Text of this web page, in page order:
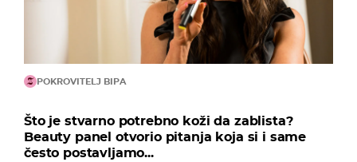
POKROVITELJ BIPA
Što je stvarno potrebno koži da zablista?
Beauty panel otvorio pitanja koja si i same
često postavljamo...